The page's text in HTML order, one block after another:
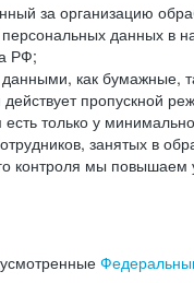
за организацию
данных в
РФ;
как бумажные,
пропускной
только у
занятых в
контроля мы повышаем